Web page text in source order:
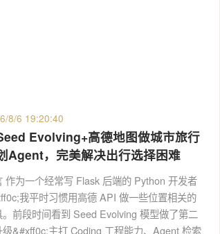
8/6 19:20:40
Evolving+高德地图做城市旅行
Agent，完美解决出行选择困难
作为一个经常写 Flask 后端的 Python 开发者
我平时习惯用高德 API 做一些位置相关的
。前段时间看到 Seed Evolving 模型做了第二
级&#xff0c;主打 Coding 工程能力、Agent 检索